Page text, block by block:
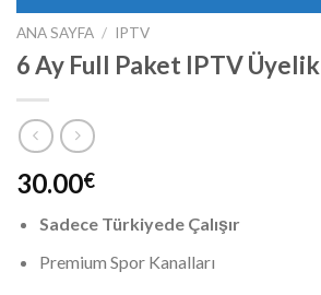
ANA SAYFA / IPTV
6 Ay Full Paket IPTV Üyelik
30.00€
Sadece Türkiyede Çalışır
Premium Spor Kanalları